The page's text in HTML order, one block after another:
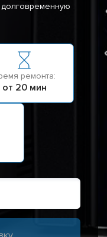
долговременную
ремонта:
от 20 мин